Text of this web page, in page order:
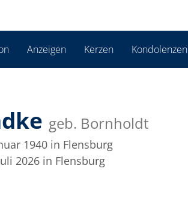
Anzeigen Kerzen Kondolenzen
geb. Bornholdt
1940 in Flensburg
2026 in Flensburg